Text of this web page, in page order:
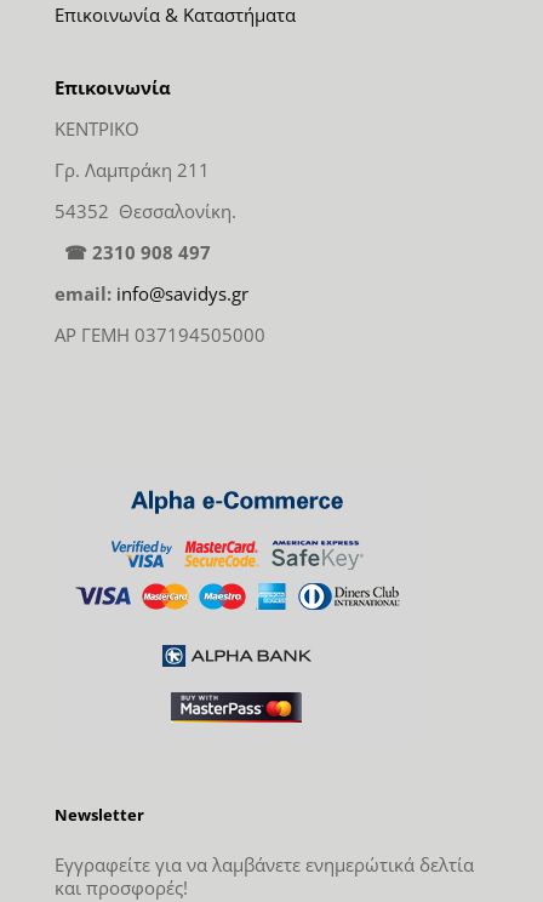
Επικοινωνία & Καταστήματα
Επικοινωνία
ΚΕΝΤΡΙΚΟ
Γρ. Λαμπράκη 211
54352 Θεσσαλονίκη.
☎ 2310 908 497
email: info@savidys.gr
ΑΡ ΓΕΜΗ 037194505000
Newsletter
Εγγραφείτε για να λαμβάνετε ενημερώτικά δελτία
και προσφορές!